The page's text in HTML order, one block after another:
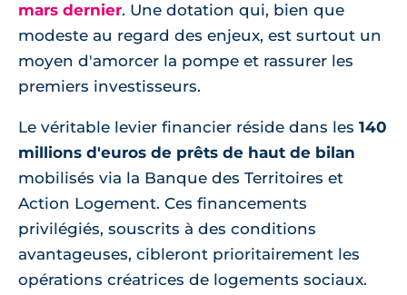
mars dernier. Une dotation qui, bien que
modeste au regard des enjeux, est surtout un
moyen d'amorcer la pompe et rassurer les
premiers investisseurs.
Le véritable levier financier réside dans les 140
millions d'euros de prêts de haut de bilan
mobilisés via la Banque des Territoires et
Action Logement. Ces financements
privilégiés, souscrits à des conditions
avantageuses, cibleront prioritairement les
opérations créatrices de logements sociaux.